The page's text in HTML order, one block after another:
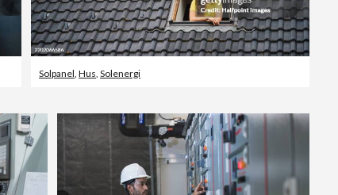
Solpanel,Hus,Solenergi